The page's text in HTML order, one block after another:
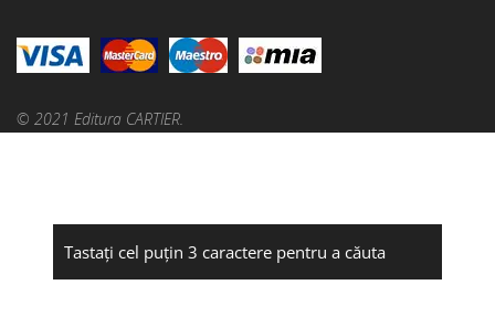
© 2021 Editura CARTIER.